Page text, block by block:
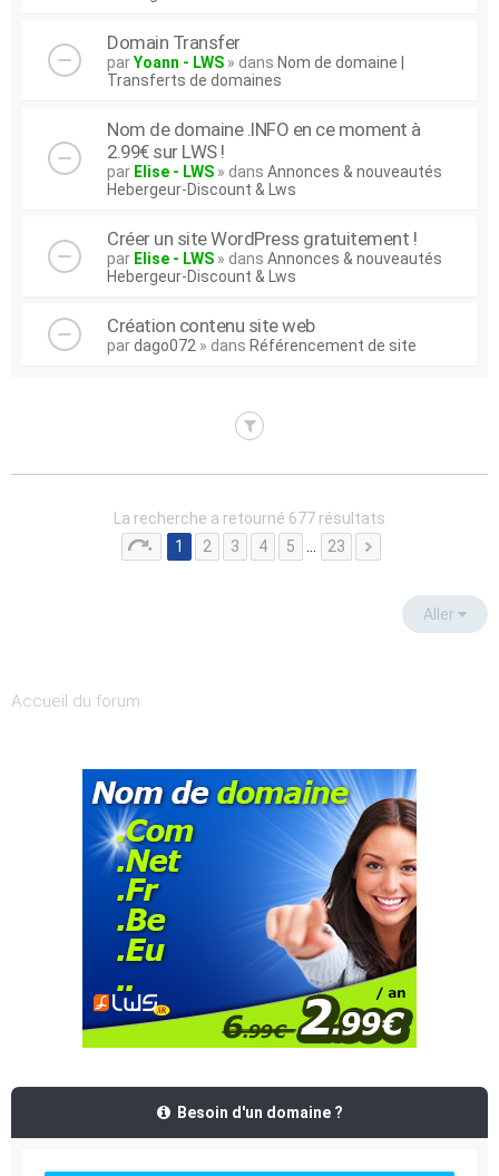
Domain Transfer
parYoann - LWS » dans Nom de domaine |
Transferts de domaines
Nom de domaine .INFO en ce moment à
2.99€ sur LWS !
par Elise - LWS » dans Annonces & nouveautés
Hebergeur-Discount & Lws
Créer un site WordPress gratuitement !
par Elise - LWS » dans Annonces & nouveautés
Hebergeur-Discount & Lws
Création contenu site web
pardago072 » dans Référencement de site
La recherche a retourné 677 résultats
1
2 3 4 5 23
Aller
Accueil du forum
Besoin d'un domaine ?